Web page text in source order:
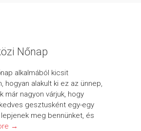
Nőnap
alkalmából kicsit
hogyan alakult ki ez az ünnep,
már nagyon várjuk, hogy
gesztusként egy-egy
meg bennünket, és
→